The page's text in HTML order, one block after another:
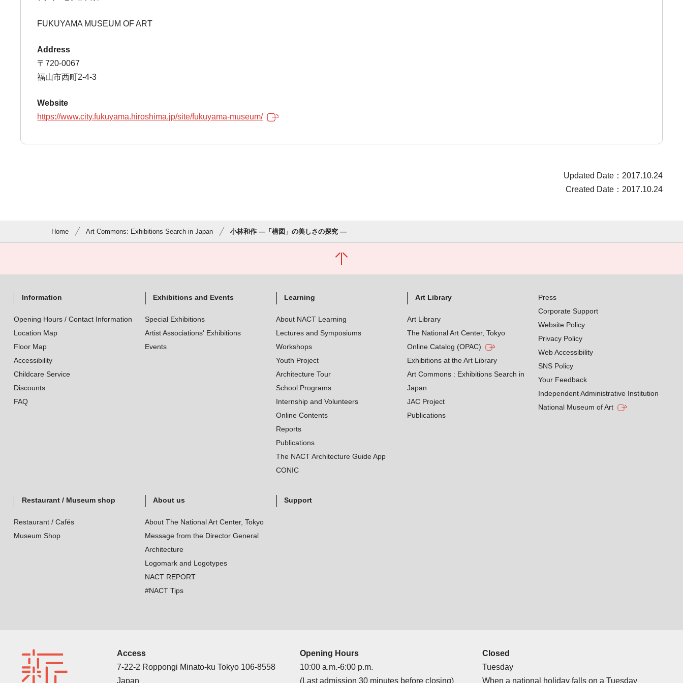
FUKUYAMA MUSEUM OF ART
Address
〒720-0067
福山市西町2-4-3
Website
https://www.city.fukuyama.hiroshima.jp/site/fukuyama-museum/
Updated Date：2017.10.24
Created Date：2017.10.24
Home Art Commons: Exhibitions Search in Japan 小林和作 ―「構図」の美しさの探究 ―
Information
Opening Hours / Contact Information
Location Map
Floor Map
Accessibility
Childcare Service
Discounts
FAQ
Exhibitions and Events
Special Exhibitions
Artist Associations' Exhibitions
Events
Learning
About NACT Learning
Lectures and Symposiums
Workshops
Youth Project
Architecture Tour
School Programs
Internship and Volunteers
Online Contents
Reports
Publications
The NACT Architecture Guide App
CONIC
Art Library
Art Library
The National Art Center, Tokyo
Online Catalog (OPAC)
Exhibitions at the Art Library
Art Commons : Exhibitions Search in
Japan
JAC Project
Publications
Restaurant / Museum shop
Restaurant / Cafés
Museum Shop
About us
About The National Art Center, Tokyo
Message from the Director General
Architecture
Logomark and Logotypes
NACT REPORT
#NACT Tips
Support
Press
Corporate Support
Website Policy
Privacy Policy
Web Accessibility
SNS Policy
Your Feedback
Independent Administrative Institution
National Museum of Art
Access
7-22-2 Roppongi Minato-ku Tokyo 106-8558
Japan
Opening Hours
10:00 a.m.-6:00 p.m.
(Last admission 30 minutes before closing)
Closed
Tuesday
When a national holiday falls on a Tuesday